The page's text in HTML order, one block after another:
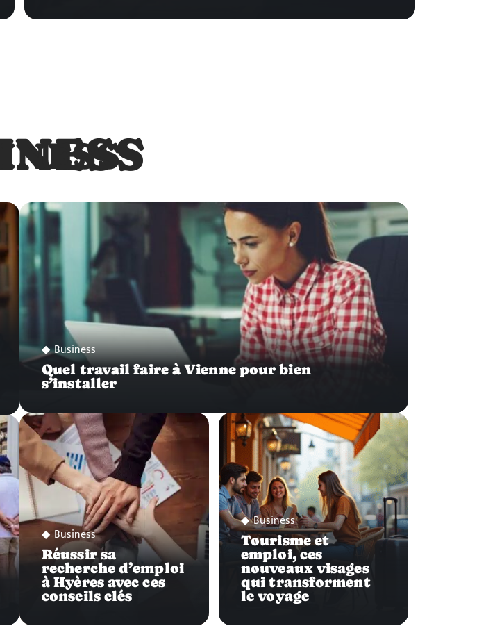
Business
Quel travail faire à Vienne pour bien
s’installer
Business
Réussir sa
recherche d’emploi
à Hyères avec ces
conseils clés
Business
Tourisme et
emploi, ces
nouveaux visages
qui transforment
le voyage